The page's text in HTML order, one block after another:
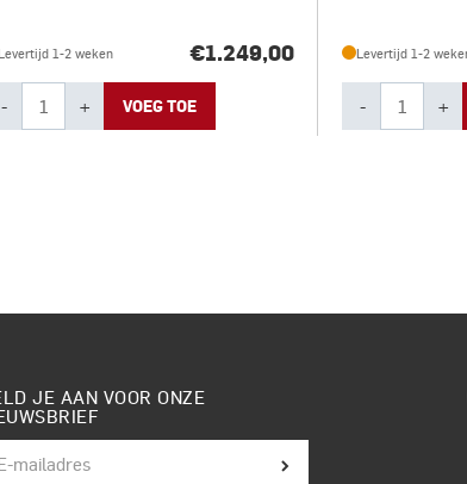
1-2 weken €1.249,00
- + VOEG TOE
Levertijd 1-2
- +
JE AAN VOOR ONZE